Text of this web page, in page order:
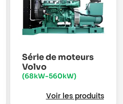
Série de moteurs
Volvo
(68kW-560kW)
Voir les produits